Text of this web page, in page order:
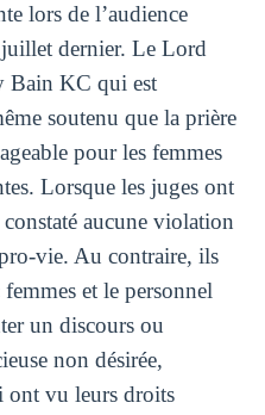
lors de l’audience
dernier. Le Lord
Bain KC qui est
soutenu que la prière
pour les femmes
Lorsque les juges ont
aucune violation
vie. Au contraire, ils
et le personnel
un discours ou
non désirée,
ont vu leurs droits